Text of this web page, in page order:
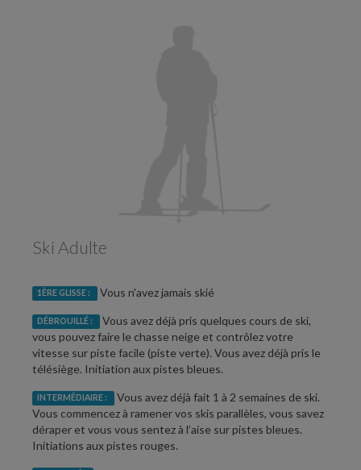
Ski Adulte
1ÈRE GLISSE : Vous n'avez jamais skié
DÉBROUILLÉ :
Vous avez déjà pris quelques cours de ski,
vous pouvez faire le chasse neige et contrôlez votre
vitesse sur piste facile (piste verte). Vous avez déjà pris le
télésiège. Initiation aux pistes bleues.
INTERMÉDIAIRE :
Vous avez déjà fait 1 à 2 semaines de ski.
Vous commencez à ramener vos skis parallèles, vous savez
déraper et vous vous sentez à l’aise sur pistes bleues.
Initiations aux pistes rouges.